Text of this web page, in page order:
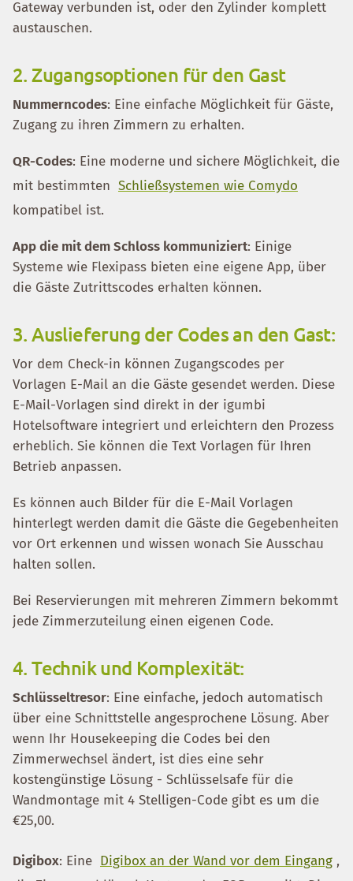
Gateway verbunden ist, oder den Zylinder komplett
austauschen.
2. Zugangsoptionen für den Gast
Nummerncodes: Eine einfache Möglichkeit für Gäste,
Zugang zu ihren Zimmern zu erhalten.
QR-Codes: Eine moderne und sichere Möglichkeit, die
mit bestimmten Schließsystemen wie Comydo
kompatibel ist.
App die mit dem Schloss kommuniziert: Einige
Systeme wie Flexipass bieten eine eigene App, über
die Gäste Zutrittscodes erhalten können.
3. Auslieferung der Codes an den Gast:
Vor dem Check-in können Zugangscodes per
Vorlagen E-Mail an die Gäste gesendet werden. Diese
E-Mail-Vorlagen sind direkt in der igumbi
Hotelsoftware integriert und erleichtern den Prozess
erheblich. Sie können die Text Vorlagen für Ihren
Betrieb anpassen.
Es können auch Bilder für die E-Mail Vorlagen
hinterlegt werden damit die Gäste die Gegebenheiten
vor Ort erkennen und wissen wonach Sie Ausschau
halten sollen.
Bei Reservierungen mit mehreren Zimmern bekommt
jede Zimmerzuteilung einen eigenen Code.
4. Technik und Komplexität:
Schlüsseltresor: Eine einfache, jedoch automatisch
über eine Schnittstelle angesprochene Lösung. Aber
wenn Ihr Housekeeping die Codes bei den
Zimmerwechsel ändert, ist dies eine sehr
kostengünstige Lösung - Schlüsselsafe für die
Wandmontage mit 4 Stelligen-Code gibt es um die
€25,00.
Digibox: Eine Digibox an der Wand vor dem Eingang ,